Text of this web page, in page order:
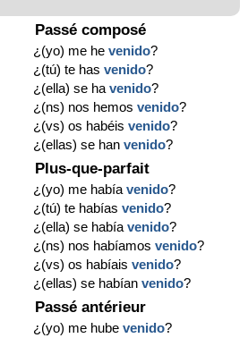
Passé composé
¿(yo) me hevenido?
¿(tú) te hasvenido?
¿(ella) se havenido?
¿(ns) nos hemosvenido?
¿(vs) os habéisvenido?
¿(ellas) se hanvenido?
Plus-que-parfait
¿(yo) me habíavenido?
¿(tú) te habíasvenido?
¿(ella) se habíavenido?
¿(ns) nos habíamosvenido?
¿(vs) os habíaisvenido?
¿(ellas) se habíanvenido?
Passé antérieur
¿(yo) me hubevenido?